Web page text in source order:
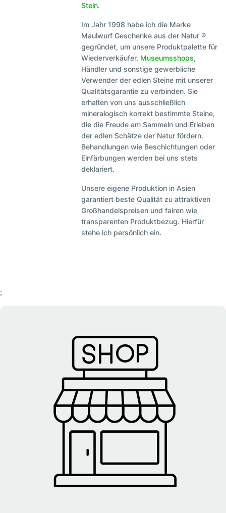
Stein.
Im Jahr 1998 habe ich die Marke
Maulwurf Geschenke aus der Natur ®
gegründet, um unsere Produktpalette für
Wiederverkäufer, Museumsshops,
Händler und sonstige gewerbliche
Verwender der edlen Steine mit unserer
Qualitätsgarantie zu verbinden. Sie
erhalten von uns ausschließlich
mineralogisch korrekt bestimmte Steine,
die die Freude am Sammeln und Erleben
der edlen Schätze der Natur fördern.
Behandlungen wie Beschichtungen oder
Einfärbungen werden bei uns stets
deklariert.
Unsere eigene Produktion in Asien
garantiert beste Qualität zu attraktiven
Großhandelspreisen und fairen wie
transparenten Produktbezug. Hierfür
stehe ich persönlich ein.
;